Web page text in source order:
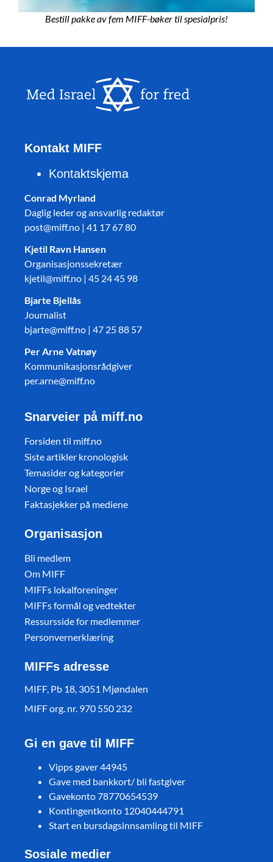
Bestill pakke av fem MIFF-bøker til spesialpris!
Kontakt MIFF
Kontaktskjema
Conrad Myrland
Daglig leder og ansvarlig redaktør
post@miff.no | 41 17 67 80
Kjetil Ravn Hansen
Organisasjonssekretær
kjetil@miff.no | 45 24 45 98
Bjarte Bjellås
Journalist
bjarte@miff.no | 47 25 88 57
Per Arne Vatnøy
Kommunikasjonsrådgiver
per.arne@miff.no
Snarveier på miff.no
Forsiden til miff.no
Siste artikler kronologisk
Temasider og kategorier
Norge og Israel
Faktasjekker på mediene
Organisasjon
Bli medlem
Om MIFF
MIFFs lokalforeninger
MIFFs formål og vedtekter
Ressursside for medlemmer
Personvernerklæring
MIFFs adresse
MIFF, Pb 18, 3051 Mjøndalen
MIFF org. nr. 970 550 232
Gi en gave til MIFF
Vipps gaver 44945
Gave med bankkort/ bli fastgiver
Gavekonto 78770654539
Kontingentkonto 12040444791
Start en bursdagsinnsamling til MIFF
Sosiale medier